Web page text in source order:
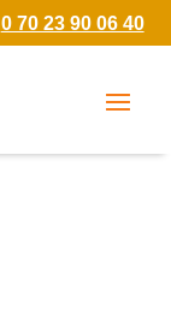
0 70 23 90 06 40